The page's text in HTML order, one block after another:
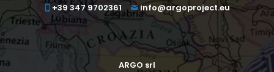
+39 347 9702361 info@argoproject.eu
ARGO srl